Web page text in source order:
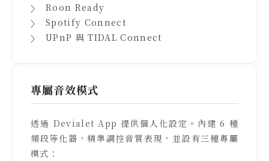
Roon Ready
Spotify Connect
UPnP 與 TIDAL Connect
專屬音效模式
透過 Devialet App 提供個人化設定。內建 6 種
頻段等化器，精準調控音質表現，並設有三種專屬
模式：